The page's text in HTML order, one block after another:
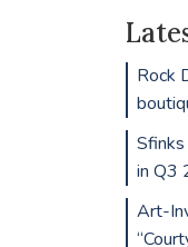
Rock
in Q3
Art-